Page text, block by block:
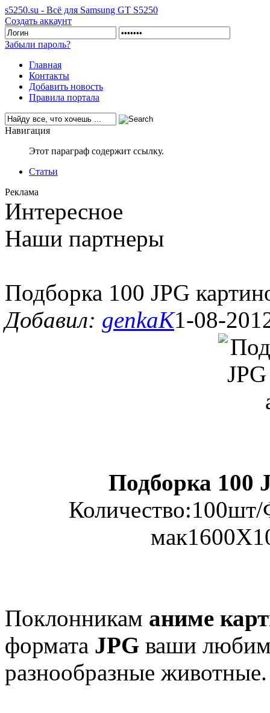
s5250.su - Всё для Samsung GT S5250
Создать аккаунт
Забыли пароль?
Главная
Контакты
Добавить новость
Правила портала
Навигация
Этот параграф содержит ссылку.
Статьи
Реклама
Интересное
Наши партнеры
Подборка 100 JPG
Добавил: genkaK1-08-
Подборка 100
Поклонникам аниме
формата JPG ваши
разнообразные животные.